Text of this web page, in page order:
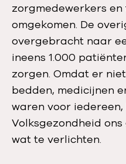
zorgmedewerkers
omgekomen. De
overgebracht naar
ineens 1.000
zorgen. Omdat er
bedden, medicijnen
waren voor
Volksgezondheid
wat te verlichten.